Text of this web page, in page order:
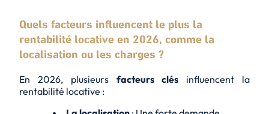
Quels facteurs influencent le plus la
rentabilité locative en 2026, comme la
localisation ou les charges ?
En 2026, plusieurs facteurs clés influencent la
rentabilité locative :